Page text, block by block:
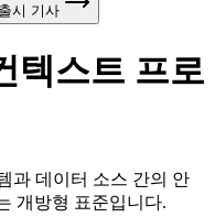
시 기사
텍스트 프로
과 데이터 소스 간의 안
개방형 표준입니다.